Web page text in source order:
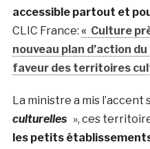
accessible partout et
CLIC France: « Culture
nouveau plan d’action
faveur des territoires
La ministre a mis l’accent
culturelles», ces
les petits